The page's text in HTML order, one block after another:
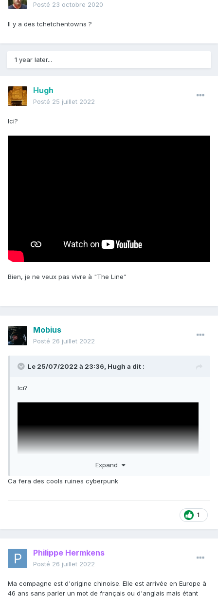
Posté 23 octobre 2020
Il y a des tchetchentowns ?
1 year later...
Hugh
Posté 25 juillet 2022
Ici?
Bien, je ne veux pas vivre à "The Line"
Mobius
Posté 26 juillet 2022
Le 25/07/2022 à 23:36, Hugh a dit :
Ici?
Expand
Ca fera des cools ruines cyberpunk
1
Philippe Hermkens
Posté 26 juillet 2022
Ma compagne est d'origine chinoise. Elle est arrivée en Europe à
46 ans sans parler un mot de français ou d'anglais mais étant